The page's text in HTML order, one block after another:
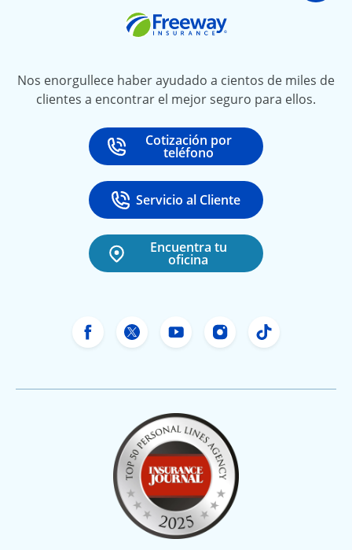
Nos enorgullece haber ayudado a cientos de miles de
clientes a encontrar el mejor seguro para ellos.
Call
Cotización por
teléfono
at
Call
Servicio al Cliente
at 888-531-6720
Encuentra tu
oficina
Facebook de Freeway Insurance
X de Freeway Insurance
YouTube de Freeway
Instagram
TikTok